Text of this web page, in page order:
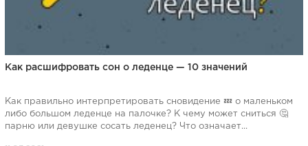
Как расшифровать сон о леденце — 10 значений
Как правильно интерпретировать сновидение 💤 о маленьком
либо большом леденце на палочке? К чему может сниться 🤔
парню или девушке сосать леденец? Что означает...